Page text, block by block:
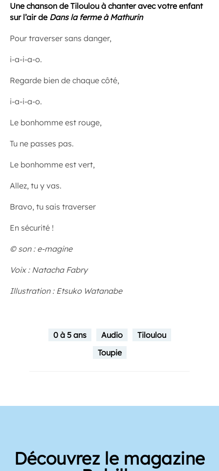
Une chanson de Tiloulou à chanter avec votre enfant
sur l’air de Dans la ferme à Mathurin
Pour traverser sans danger,
i-a-i-a-o.
Regarde bien de chaque côté,
i-a-i-a-o.
Le bonhomme est rouge,
Tu ne passes pas.
Le bonhomme est vert,
Allez, tu y vas.
Bravo, tu sais traverser
En sécurité !
© son : e-magine
Voix : Natacha Fabry
Illustration : Etsuko Watanabe
0 à 5 ans Audio
Tiloulou
Toupie
Découvrez le magazine